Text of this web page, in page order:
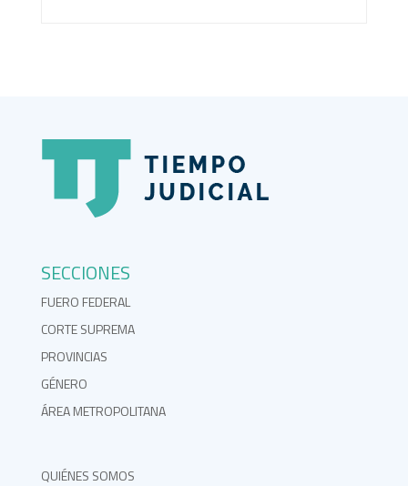
SECCIONES
FUERO FEDERAL
CORTE SUPREMA
PROVINCIAS
GÉNERO
ÁREA METROPOLITANA
QUIÉNES SOMOS